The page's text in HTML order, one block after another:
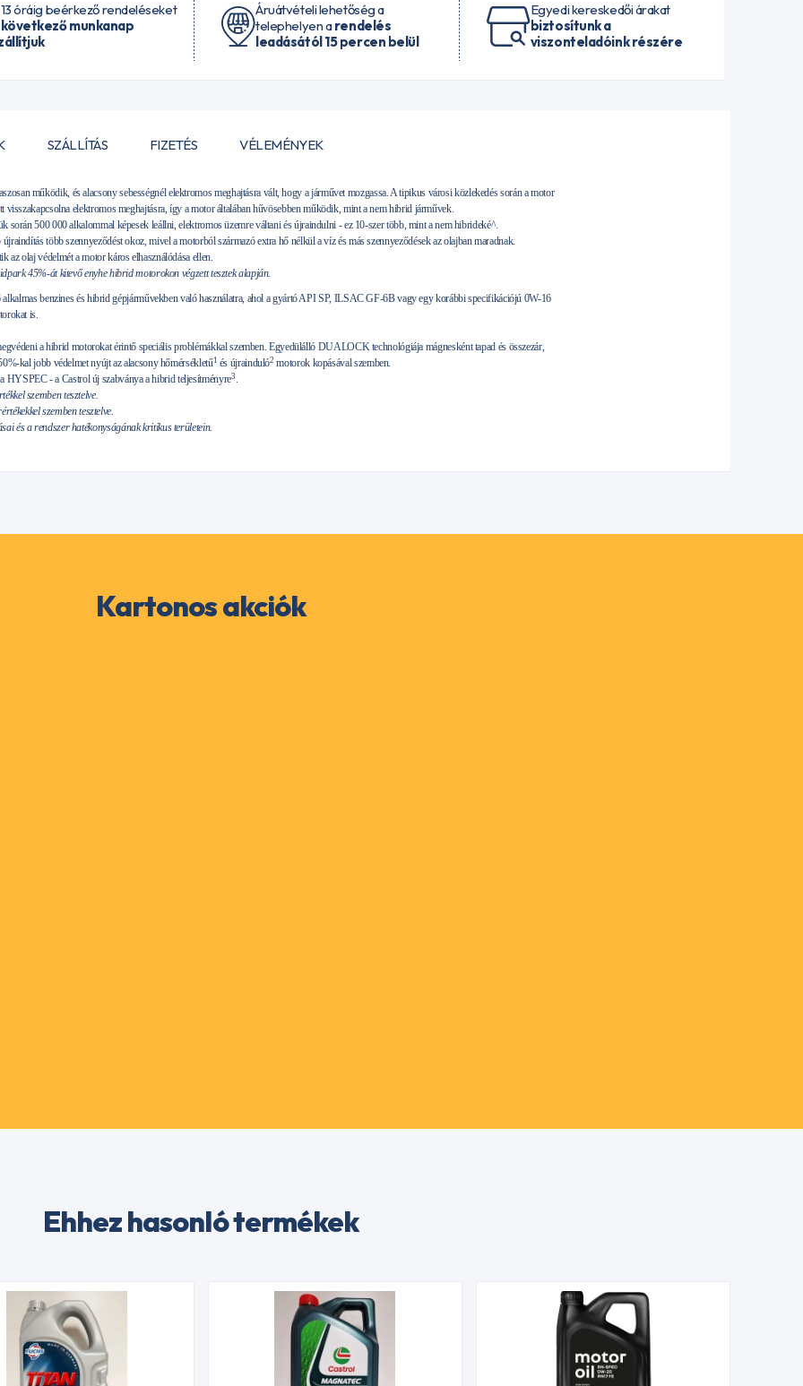
óráig beérkező rendeléseket
munkanap
Áruátvételi lehetőség a
telephelyen arendelés
leadásától 15 percen belül
Egyedi kereskedői árakat
biztosítunk a
viszonteladóink részére
SZÁLLÍTÁS FIZETÉS VÉLEMÉNYEK
működik, és alacsony sebességnél elektromos meghajtásra vált, hogy a járművet mozgassa. A tipikus városi közlekedés során a motor
visszakapcsolna elektromos meghajtásra, így a motor általában hűvösebben működik, mint a nem hibrid járművek.
során 500 000 alkalommal képesek leállni, elektromos üzemre váltani és újraindulni - ez 10-szer több, mint a nem hibrideké^.
több szennyeződést okoz, mivel a motorból származó extra hő nélkül a víz és más szennyeződések az olajban maradnak.
az olaj védelmét a motor káros elhasználódása ellen.
45%-át kitevő enyhe hibrid motorokon végzett tesztek alapján.
benzines és hibrid gépjárművekben való használatra, ahol a gyártó API SP, ILSAC GF-6B vagy egy korábbi specifikációjú 0W-16
is.
a hibrid motorokat érintő speciális problémákkal szemben. Egyedülálló DUALOCK technológiája mágnesként tapad és összezár,
kal jobb védelmet nyújt az alacsony hőmérsékletű1 és újrainduló2 motorok kopásával szemben.
- a Castrol új szabványa a hibrid teljesítményre3 .
szemben tesztelve.
szemben tesztelve.
és a rendszer hatékonyságának kritikus területein.
Kartonos akciók
Ehhez hasonló termékek